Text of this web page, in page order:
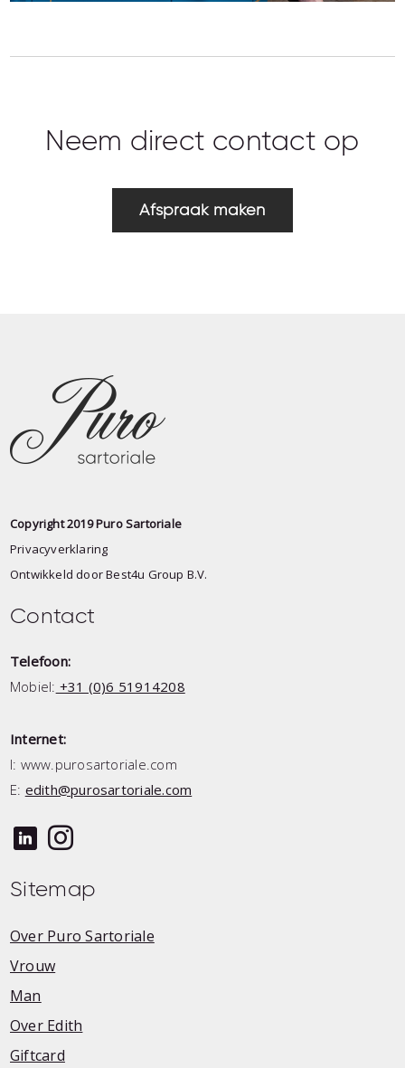
Neem direct contact op
Afspraak maken
Copyright 2019 Puro Sartoriale
Privacyverklaring
Ontwikkeld doorBest4u Group B.V.
Contact
Telefoon:
Mobiel: +31 (0)6 51914208
Internet:
I: www.purosartoriale.com
E: edith@purosartoriale.com
linkedininstagram
Sitemap
Over Puro Sartoriale
Vrouw
Man
Over Edith
Giftcard